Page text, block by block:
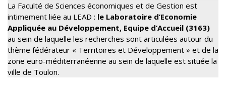
La Faculté de Sciences économiques et de Gestion est
intimement liée au LEAD : le Laboratoire d’Economie
Appliquée au Développement, Equipe d’Accueil (3163)
au sein de laquelle les recherches sont articulées autour du
thème fédérateur « Territoires et Développement » et de la
zone euro-méditerranéenne au sein de laquelle est située la
ville de Toulon.